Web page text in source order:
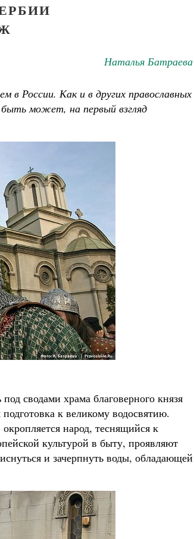
Наталья Батраева
в России. Как и в других православных
может, на первый взгляд
сводами храма благоверного князя
к великому водосвятию.
народ, теснящийся к
культурой в быту, проявляют
и зачерпнуть воды, обладающей